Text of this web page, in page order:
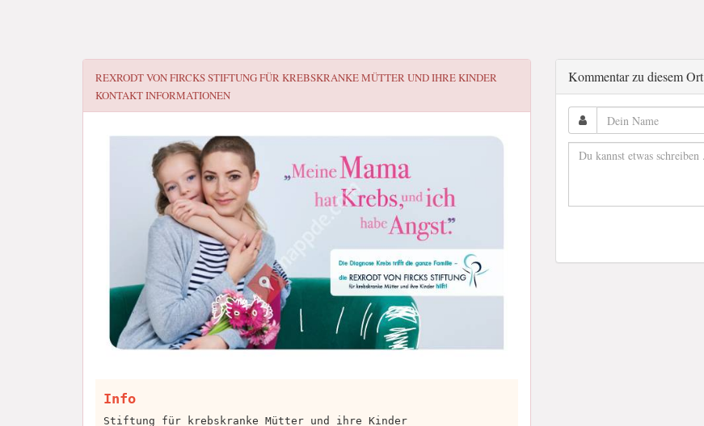
REXRODT VON FIRCKS STIFTUNG FÜR KREBSKRANKE MÜTTER UND IHRE KINDER
KONTAKT INFORMATIONEN
Info
Stiftung für krebskranke Mütter und ihre Kinder
Kommentar zu diesem Ort